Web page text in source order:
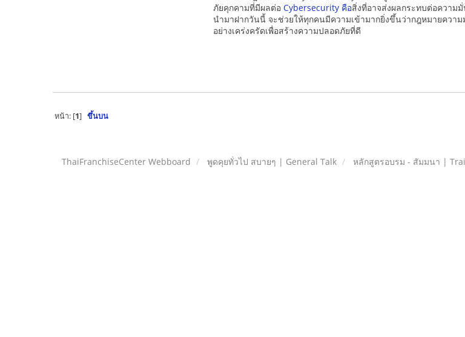
ภัยคุกคามที่มีผลต่อ Cybersecurity คือสิ่งที่อาจส่งผลกระทบต่อความ
นำมาฝากวันนี้ จะช่วยให้ทุกคนมีความเข้ามากยิ่งขึ้นว่ากฎหมายควา
อย่างเคร่งครัดเพื่อสร้างความปลอดภัยที่ดี
หน้า: [1] ขึ้นบน
ThaiFranchiseCenter Webboard พูดคุยทั่วไป สบายๆ | General Talk หลักสูตรอบรม - สัมมนา |